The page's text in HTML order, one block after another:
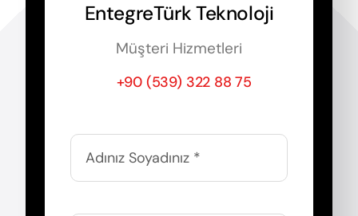
EntegreTürk Teknoloji
Müşteri Hizmetleri
+90 (539) 322 88 75